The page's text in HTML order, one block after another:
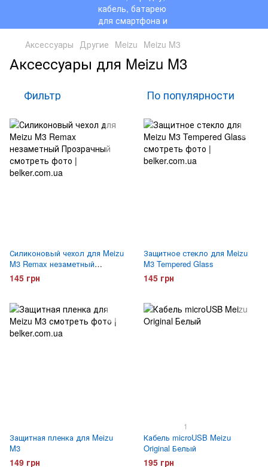
Аксессуары Другие Meizu Meizu M3
Аксессуары для Meizu M3
Фильтр По популярности
Силиконовый чехол для Meizu
M3 Remax незаметный
Прозрачный
145 грн
Защитное стекло для Meizu
M3 Tempered Glass
145 грн
Защитная пленка для Meizu
M3
149 грн
1
Кабель microUSB Meizu
Original Белый
195 грн